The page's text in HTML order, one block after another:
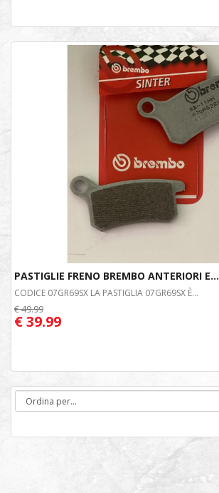
PASTIGLIE FRENO BREMBO ANTERIORI E...
CODICE 07GR69SX LA PASTIGLIA 07GR69SX È...
€ 49.99
€ 39.99